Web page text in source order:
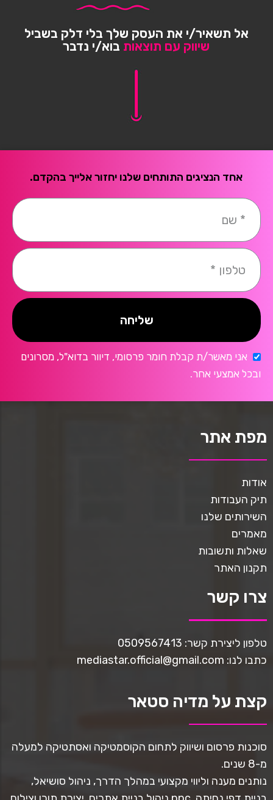
אל תשאיר/י את העסק שלך בלי דלק בשביל
שיווק עם תוצאות בוא/י נדבר
אחד הנציגים התותחים שלנו יחזור אלייך בהקדם.
שליחה
אני מאשר/ת קבלת חומר פרסומי, דיוור בדוא"ל, מסרונים
ובכל אמצעי אחר.
מפת אתר
אודות
תיק העבודות
השירותים שלנו
מאמרים
שאלות ותשובות
תקנון האתר
צרו קשר
טלפון ליצירת קשר: 0509567413
כתבו לנו: mediastar.official@gmail.com
קצת על מדיה סטאר
סוכנות פרסום ושיווק לתחום הקוסמטיקה ואסתטיקה למעלה
מ-8 שנים.
נותנים מענה וליווי מקצועי במהלך הדרך, ניהול סושיאל,